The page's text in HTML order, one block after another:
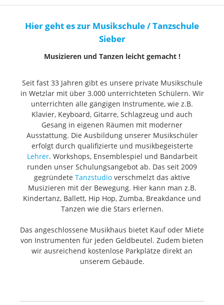
Hier geht es zur Musikschule / Tanzschule
Sieber
Musizieren und Tanzen leicht gemacht !
Seit fast 33 Jahren gibt es unsere private Musikschule
in Wetzlar mit über 3.000 unterrichteten Schülern. Wir
unterrichten alle gängigen Instrumente, wie z.B.
Klavier, Keyboard, Gitarre, Schlagzeug und auch
Gesang in eigenen Räumen mit moderner
Ausstattung. Die Ausbildung unserer Musikschüler
erfolgt durch qualifizierte und musikbegeisterte
Lehrer. Workshops, Ensemblespiel und Bandarbeit
runden unser Schulungsangebot ab. Das seit 2009
gegründete Tanzstudio verschmelzt das aktive
Musizieren mit der Bewegung. Hier kann man z.B.
Kindertanz, Ballett, Hip Hop, Zumba, Breakdance und
Tanzen wie die Stars erlernen.
Das angeschlossene Musikhaus bietet Kauf oder Miete
von Instrumenten für jeden Geldbeutel. Zudem bieten
wir ausreichend kostenlose Parkplätze direkt an
unserem Gebäude.